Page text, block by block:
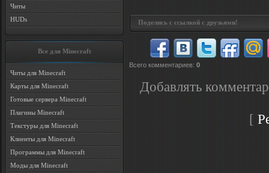
Читы
HUDs
Все для Minecraft
Читы для Minecraft
Карты для Minecraft
Готовые сервера Minecraft
Плагины Minecraft
Текстуры для Minecraft
Клиенты для Minecraft
Программы для Minecraft
Моды для Minecraft
Поделись с ссылкой с друзьями!
Всего комментариев: 0
Добавлять
[